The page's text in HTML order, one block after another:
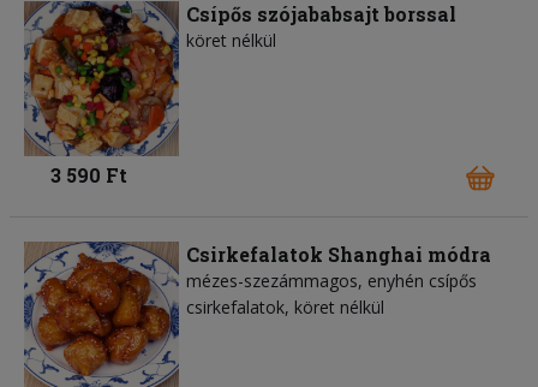
Csípős szójababsajt borssal
köret nélkül
3 590 Ft
Csirkefalatok Shanghai módra
mézes-szezámmagos, enyhén csípős
csirkefalatok, köret nélkül